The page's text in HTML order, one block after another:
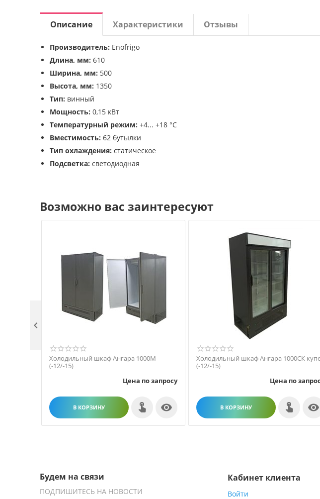
Описание Характеристики Отзывы
Производитель: Enofrigo
Длина, мм: 610
Ширина, мм: 500
Высота, мм: 1350
Тип: винный
Мощность: 0,15 кВт
Температурный режим: +4... +18 °C
Вместимость: 62 бутылки
Тип охлаждения: статическое
Подсветка: светодиодная
Возможно вас заинтересуют
Холодильный шкаф Ангара 1000М
(-12/-15)
Цена по запросу
В КОРЗИНУ 
Холодильный шкаф Ангара 1000СК
(-12/-15)
Цена по
В КОРЗИНУ 

Будем на связи
ПОДПИШИТЕСЬ НА НОВОСТИ
Кабинет клиента
Войти